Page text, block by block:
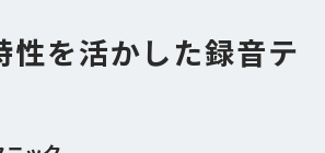
性を活かした録音テ